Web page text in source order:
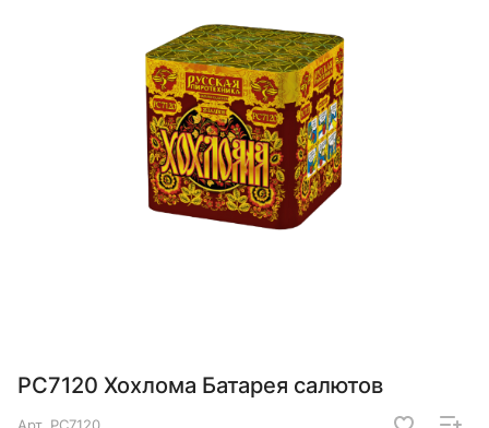
РС7120 Хохлома Батарея салютов